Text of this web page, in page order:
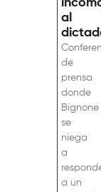
al
de
prensa
donde
Bignone
se
niega
a
a un